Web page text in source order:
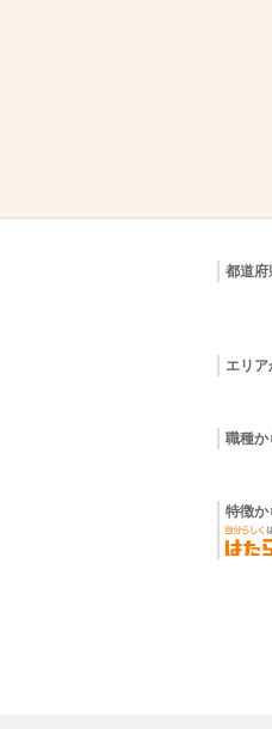
都道府
エリ
職種か
特徴か